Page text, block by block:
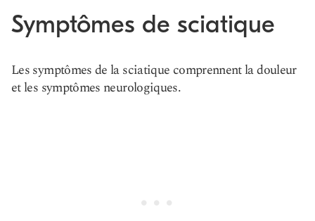
Symptômes de sciatique
Les symptômes de la sciatique comprennent la douleur
et les symptômes neurologiques.